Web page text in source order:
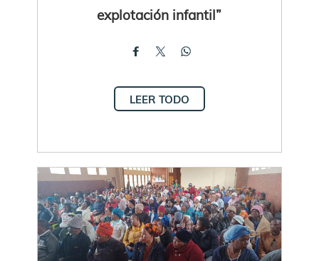
explotación infantil”
LEER TODO